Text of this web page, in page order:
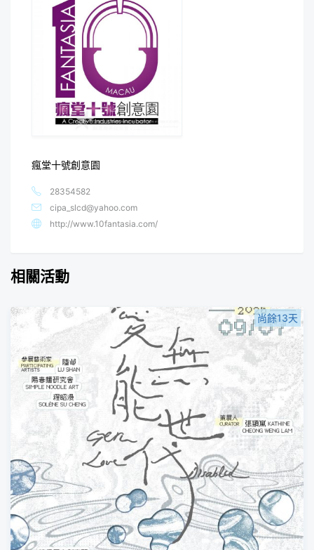
瘋堂十號創意園
28354582
cipa_slcd@yahoo.com
http://www.10fantasia.com/
相關活動
尚餘13天